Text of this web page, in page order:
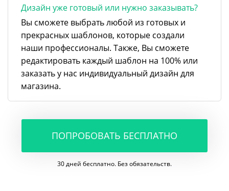
Дизайн уже готовый или нужно заказывать?
Вы сможете выбрать любой из готовых и
прекрасных шаблонов, которые создали
наши профессионалы. Также, Вы сможете
редактировать каждый шаблон на 100% или
заказать у нас индивидуальный дизайн для
магазина.
ПОПРОБОВАТЬ БЕСПЛАТНО
30 дней бесплатно. Без обязательств.